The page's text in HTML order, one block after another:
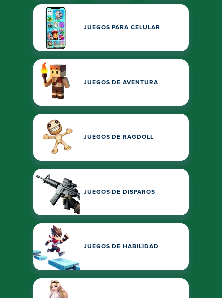
JUEGOS PARA CELULAR
JUEGOS DE AVENTURA
JUEGOS DE RAGDOLL
JUEGOS DE DISPAROS
JUEGOS DE HABILIDAD